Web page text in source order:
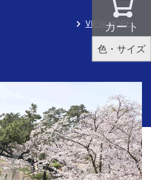
カート
色・サイズ
VIEW MORE